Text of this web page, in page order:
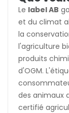
Le label AB
et du climat
la
l'agriculture
produits
d'OGM.
des animaux
certifié